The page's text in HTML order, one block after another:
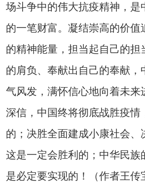
场斗争中的伟大抗疫精神，是
的一笔财富。凝结崇高的价值
的精神能量，担当起自己的担
的肩负、奉献出自己的奉献，
气风发，满怀信心地向着未来
深信，中国终将彻底战胜疫情
的；决胜全面建成小康社会、
这是一定会胜利的；中华民族
是必定要实现的！（作者王传